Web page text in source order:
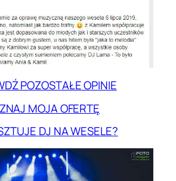
POZOSTAŁE OPINIE
MOJA OFERTĘ
DJ NA WESELE?